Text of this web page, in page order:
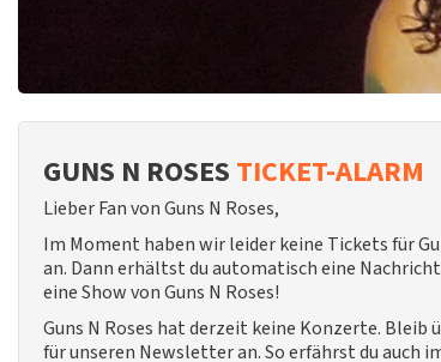
GUNS N ROSES TICKET-ALARM
Lieber Fan von Guns N Roses,
Im Moment haben wir leider keine Tickets für
an. Dann erhältst du automatisch eine
eine Show von Guns N Roses!
Guns N Roses hat derzeit keine Konzerte. Bleib
für unseren Newsletter an. So erfährst du auch